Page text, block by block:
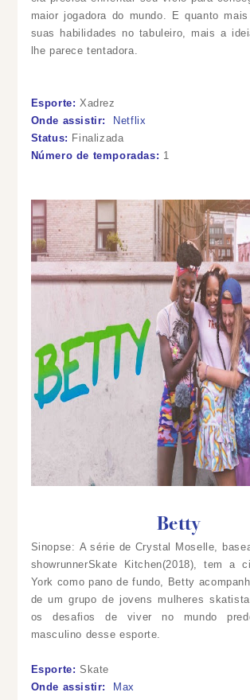
maior jogadora do mundo. E quanto
suas habilidades no tabuleiro, mais a
lhe parece tentadora.
Esporte: Xadrez
Onde assistir:
Netflix
Status: Finalizada
Número de temporadas: 1
Betty
Sinopse: A série de Crystal Moselle,
showrunnerSkate Kitchen(2018), tem a
York como pano de fundo, Betty
de um grupo de jovens mulheres
os desafios de viver no mundo
masculino desse esporte.
Esporte: Skate
Onde assistir:
Max